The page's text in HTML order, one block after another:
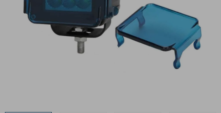
Często zadawane pytania
Kontakt
Bezpłatny projekt oświetlenia
Inne akcesoria
Często zadawane pytania